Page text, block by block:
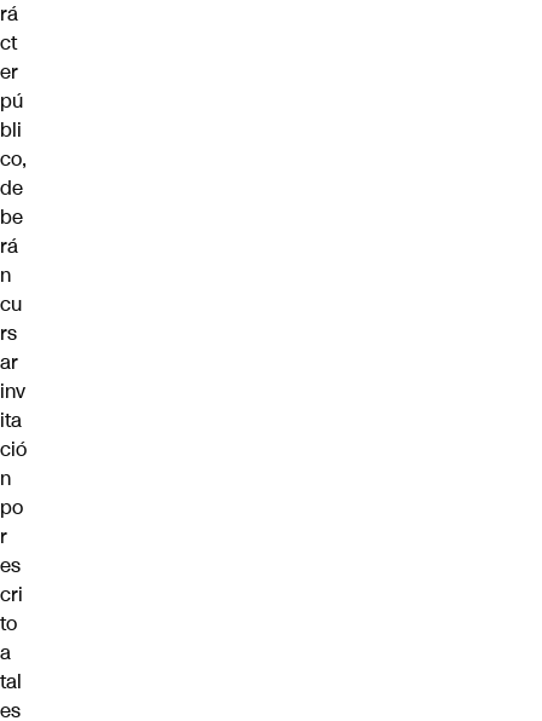
rá
ct
er
pú
bli
co,
de
be
rá
n
cu
rs
ar
inv
ita
ció
n
po
r
es
cri
to
a
tal
es